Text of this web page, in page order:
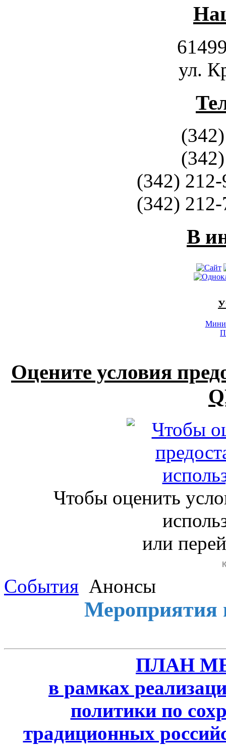
ул.
(342)
(342)
В
Оцените условия
Чтобы оценить
или
События Анонсы
Мероприятия
ПЛАН
в рамках
политики по
традиционных